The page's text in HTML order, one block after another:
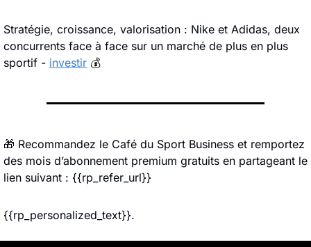
Stratégie, croissance, valorisation : Nike et Adidas, deux
concurrents face à face sur un marché de plus en plus
sportif - investir 💰
🎁 Recommandez le Café du Sport Business et remportez
des mois d’abonnement premium gratuits en partageant le
lien suivant : {{rp_refer_url}}
{{rp_personalized_text}}.